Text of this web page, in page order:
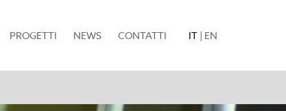
PROGETTI NEWS CONTATTI IT | EN